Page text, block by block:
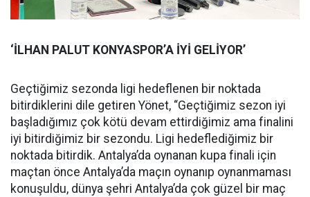
‘İLHAN PALUT KONYASPOR’A İYİ GELİYOR’
Geçtiğimiz sezonda ligi hedeflenen bir noktada
bitirdiklerini dile getiren Yönet, “Geçtiğimiz sezon iyi
başladığımız çok kötü devam ettirdiğimiz ama finalini
iyi bitirdiğimiz bir sezondu. Ligi hedeflediğimiz bir
noktada bitirdik. Antalya’da oynanan kupa finali için
maçtan önce Antalya’da maçın oynanıp oynanmaması
konuşuldu, dünya şehri Antalya’da çok güzel bir maç